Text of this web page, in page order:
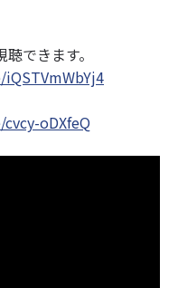
できます。
oDXfeQ